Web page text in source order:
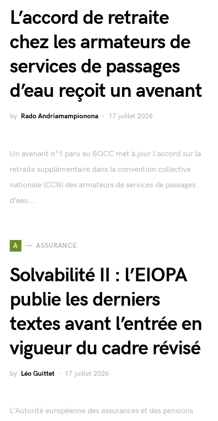
L’accord de retraite
chez les armateurs de
services de passages
d’eau reçoit un avenant
by Rado Andriamampionona 17 juillet 2026
Un avenant n°1 paru au BOCC met à jour l'accord sur la
retraite supplémentaire dans la convention collective
nationale (CCN) des armateurs de services de passages
d’eau...
A ASSURANCE
Solvabilité II : l’EIOPA
publie les derniers
textes avant l’entrée en
vigueur du cadre révisé
by Léo Guittet 17 juillet 2026
L'Autorité européenne des assurances et des pensions